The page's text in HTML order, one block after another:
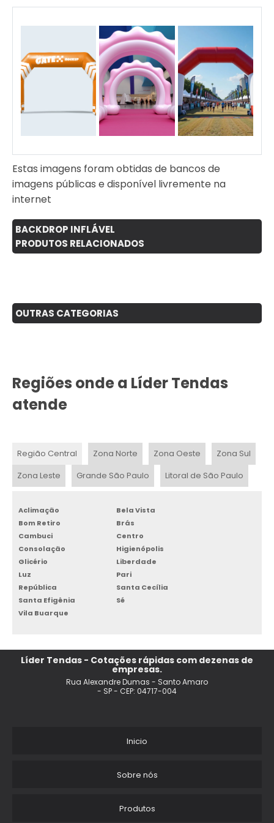
Decoração de stands e
espaços de marca Ações
promocionais e
publicitárias Eventos ao ar
livre e festivais Ambientes
comerciais e shoppings
Com os Painéis Infláveis
da 3D Mídia Balões, sua
marca se tornará a
protagonista do evento,
inovador e inesquecível!
Estas imagens foram obtidas de bancos de
imagens públicas e disponível livremente na
internet
BACKDROP INFLÁVEL
PRODUTOS RELACIONADOS
OUTRAS CATEGORIAS
Regiões onde a Líder Tendas
atende
Região Central Zona Norte Zona Oeste
Zona Sul
Zona Leste
Grande São Paulo Litoral de São Paulo
Aclimação
Bela Vista
Bom Retiro
Brás
Cambuci
Centro
Consolação
Higienópolis
Glicério
Liberdade
Luz
Pari
República
Santa Cecília
Santa Efigênia
Sé
Vila Buarque
Líder Tendas - Cotações rápidas com dezenas de
empresas.
Rua Alexandre Dumas - Santo Amaro
- SP - CEP: 04717-004
Inicio
Sobre nós
Produtos